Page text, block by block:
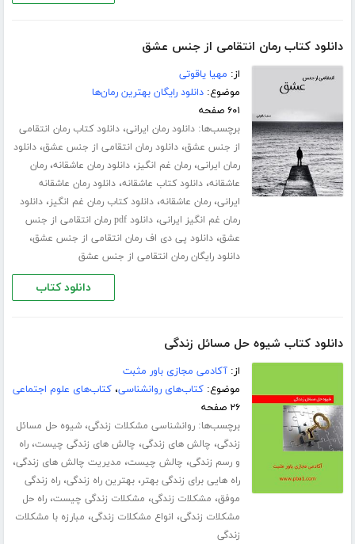
دانلود کتاب رمان انتقامی از جنس عشق
از: مهیا یاقوتی
موضوع:دانلود رایگان بهترین رمان‌ها
۶۰۱ صفحه
برچسب‌ها:دانلود رمان ایرانی،دانلود کتاب رمان انتقامی
از جنس عشق،دانلود رمان انتقامی از جنس عشق،دانلود
رمان ایرانی،رمان غم انگیز،دانلود رمان عاشقانه،رمان
عاشقانه،دانلود کتاب عاشقانه،دانلود رمان عاشقانه
ایرانی،رمان عاشقانه،دانلود کتاب رمان غم انگیز،دانلود
رمان غم انگیز ایرانی،
دانلود pdf رمان انتقامی از جنس
عشق،دانلود پی دی اف رمان انتقامی از جنس عشق،
دانلود رایگان رمان انتقامی از جنس عشق
دانلود کتاب
دانلود کتاب شیوه حل مسائل زندگی
از:آکادمی مجازی باور مثبت
موضوع:کتاب‌های روانشناسی،کتاب‌های علوم اجتماعی
۲۶ صفحه
برچسب‌ها:روانشناسی مشکلات زندگی،شیوه حل مسائل
زندگی، چالش های زندگی، چالش های زندگی چیست،راه
و رسم زندگی، چالش چیست، مدیریت چالش های زندگی،
راه هایی برای زندگی بهتر،بهترین راه زندگی،راه زندگی
موفق، مشکلات زندگی، مشکلات زندگی چیست،راه حل
مشکلات زندگی، انواع مشکلات زندگی، مبارزه با مشکلات
زندگی